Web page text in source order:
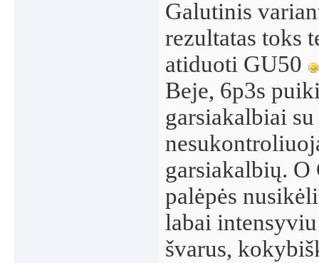
Galutinis
rezultatas toks
atiduoti GU50
Beje, 6p3s
garsiakalbiai
garsiakalbių.
palėpės
labai
švarus,